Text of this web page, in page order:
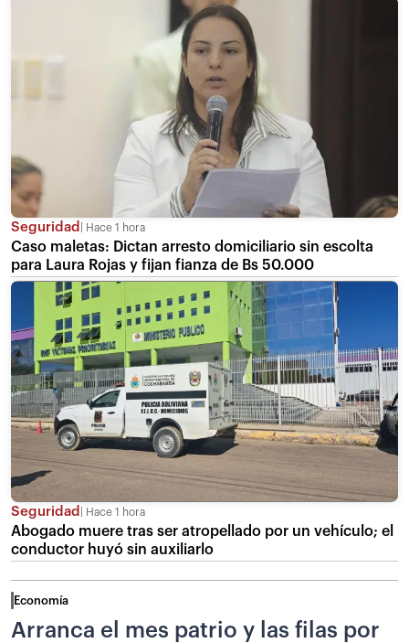
Seguridad Hace 1 hora
Caso maletas: Dictan arresto domiciliario sin escolta
para Laura Rojas y fijan fianza de Bs 50.000
Seguridad Hace 1 hora
Abogado muere tras ser atropellado por un vehículo; el
conductor huyó sin auxiliarlo
Economía
Arranca el mes patrio y las filas por